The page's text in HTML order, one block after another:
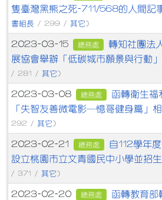
隻臺灣黑熊之死-711/568的人間記
書組長 / 299 / 其它 )
2023-03-15 總務處
轉知社團法
展協會舉辦「低碳城市願景與行動
/ 281 / 其它 )
2023-03-08 總務處
函轉衛生福
「失智友善微電影─憶哥健身篇」相
292 / 其它 )
2023-02-21 總務處
自112學年
設立桃園市立文青國民中小學並招
/ 371 / 其它 )
2023-02-20 總務處
函轉教育部